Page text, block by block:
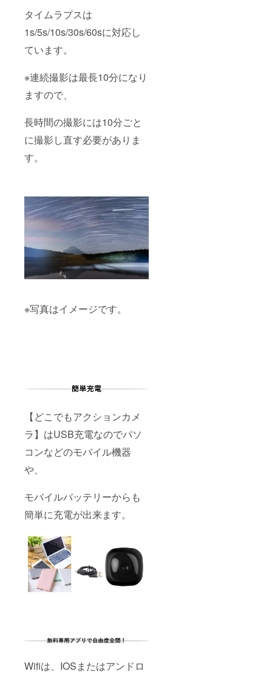
タイムラプスは
1s/5s/10s/30s/60sに対応し
ています。
※連続撮影は最長10分になり
ますので、
長時間の撮影には10分ごと
に撮影し直す必要がありま
す。
※写真はイメージです。
【どこでもアクションカメ
ラ】はUSB充電なのでパソ
コンなどのモバイル機器
や、
モバイルバッテリーからも
簡単に充電が出来ます。
Wifiは、IOSまたはアンドロ